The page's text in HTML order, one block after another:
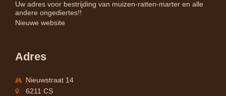
Uw adres voor bestrijding van muizen-ratten-marter en alle
andere ongediertes!!
Nieuwe website
Adres
Nieuwstraat 14
6211 CS